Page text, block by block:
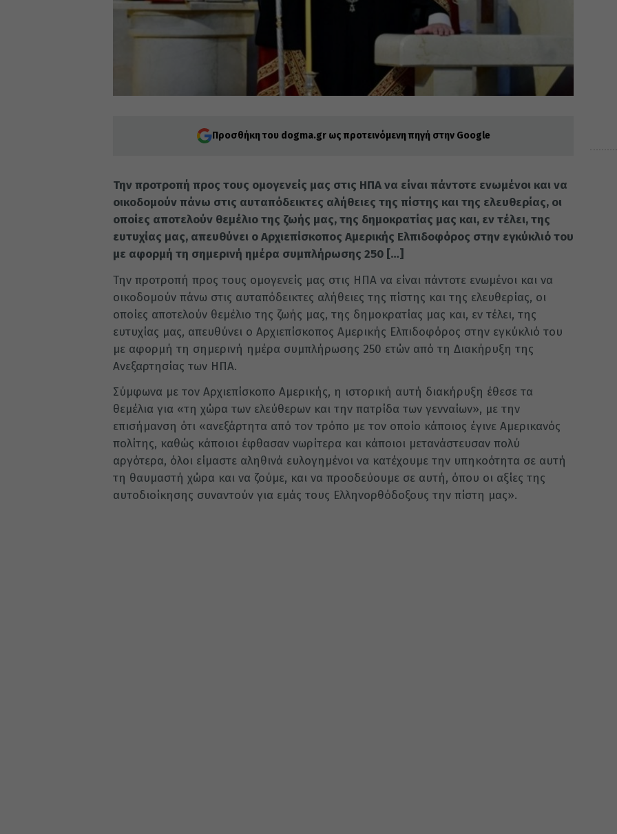
Προσθήκη του dogma.gr ως προτεινόμενη πηγή στην Google
Την προτροπή προς τους ομογενείς μας στις ΗΠΑ να είναι πάντοτε ενωμένοι και να
οικοδομούν πάνω στις αυταπόδεικτες αλήθειες της πίστης και της ελευθερίας, οι
οποίες αποτελούν θεμέλιο της ζωής μας, της δημοκρατίας μας και, εν τέλει, της
ευτυχίας μας, απευθύνει ο Αρχιεπίσκοπος Αμερικής Ελπιδοφόρος στην εγκύκλιό του
με αφορμή τη σημερινή ημέρα συμπλήρωσης 250 […]
Την προτροπή προς τους ομογενείς μας στις ΗΠΑ να είναι πάντοτε ενωμένοι και να
οικοδομούν πάνω στις αυταπόδεικτες αλήθειες της πίστης και της ελευθερίας, οι
οποίες αποτελούν θεμέλιο της ζωής μας, της δημοκρατίας μας και, εν τέλει, της
ευτυχίας μας, απευθύνει ο Αρχιεπίσκοπος Αμερικής Ελπιδοφόρος στην εγκύκλιό του
με αφορμή τη σημερινή ημέρα συμπλήρωσης 250 ετών από τη Διακήρυξη της
Ανεξαρτησίας των ΗΠΑ.
Σύμφωνα με τον Αρχιεπίσκοπο Αμερικής, η ιστορική αυτή διακήρυξη έθεσε τα
θεμέλια για «τη χώρα των ελεύθερων και την πατρίδα των γενναίων», με την
επισήμανση ότι «ανεξάρτητα από τον τρόπο με τον οποίο κάποιος έγινε Αμερικανός
πολίτης, καθώς κάποιοι έφθασαν νωρίτερα και κάποιοι μετανάστευσαν πολύ
αργότερα, όλοι είμαστε αληθινά ευλογημένοι να κατέχουμε την υπηκοότητα σε αυτή
τη θαυμαστή χώρα και να ζούμε, και να προοδεύουμε σε αυτή, όπου οι αξίες της
αυτοδιοίκησης συναντούν για εμάς τους Ελληνορθόδοξους την πίστη μας».